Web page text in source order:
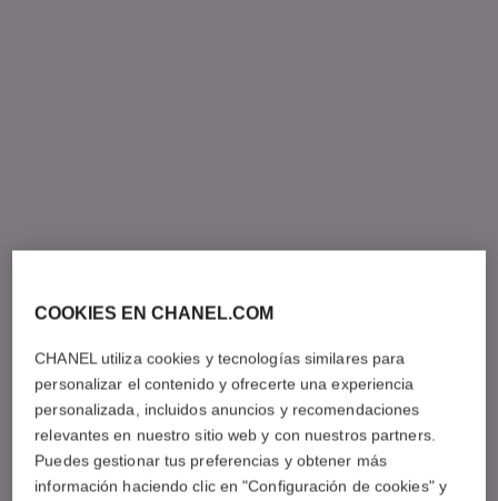
COOKIES EN CHANEL.COM
CHANEL utiliza cookies y tecnologías similares para
personalizar el contenido y ofrecerte una experiencia
personalizada, incluidos anuncios y recomendaciones
relevantes en nuestro sitio web y con nuestros partners.
Puedes gestionar tus preferencias y obtener más
información haciendo clic en "Configuración de cookies" y